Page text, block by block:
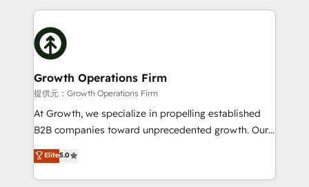
website development Award-winning creative
design We live and breathe HubSpot and are ready
potential of HubSpot by combining strategic
insights with technical excellence, we deliver
bespoke HubSpot solutions tailored to drive
measurable growth and operational efficiency. Why
Choose Nexa Cognition? 🚀 HubSpot Expertise: Our
certified team specialises in CRM implementation,
marketing automation, and revenue operations. 🤝
Custom Solutions: From onboarding and
HubSpot with your business needs. 🌟 Proven
Results: We’ve helped businesses of all sizes
Growth Operations Firm
提供元：Growth Operations Firm
At Growth, we specialize in propelling established
B2B companies toward unprecedented growth. Our
focus is on fine-tuning and enhancing your growth,
sales, and marketing operations. Unlike conventional
marketing agencies, we dive deep into the
Elite5.0